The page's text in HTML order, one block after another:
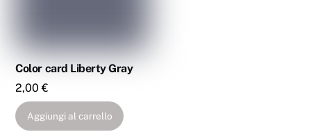
Color card Liberty Gray
2,00€
Aggiungi al carrello